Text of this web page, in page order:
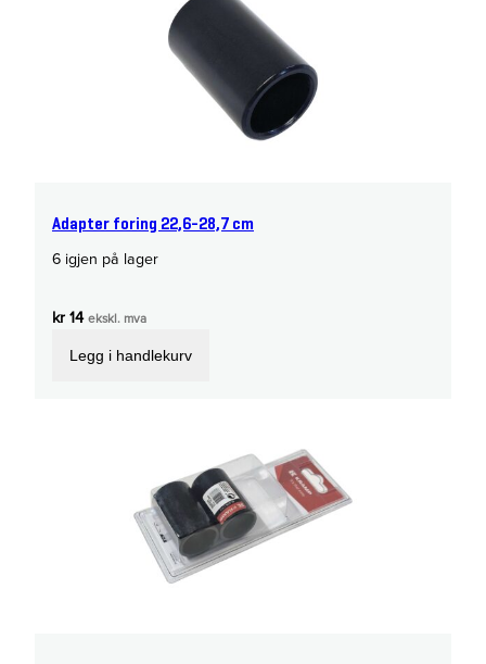
Adapter foring 22,6-28,7 cm
6 igjen på lager
kr14 ekskl. mva
Legg i handlekurv